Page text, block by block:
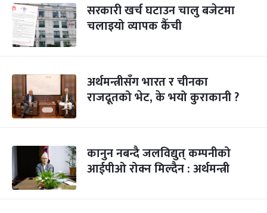
सरकारी खर्च घटाउन चालु बजेटमा
चलाइयो व्यापक कैँची
अर्थमन्त्रीसँग भारत र चीनका
राजदूतको भेट, के भयो कुराकानी ?
कानुन नबन्दै जलविद्युत् कम्पनीको
आईपीओ रोक्न मिल्दैन : अर्थमन्त्री